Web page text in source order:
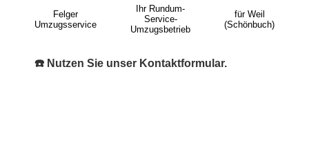
Felger
Umzugsservice
Ihr Rundum-
Service-
Umzugsbetrieb
für Weil
(Schönbuch)
☎️ Nutzen Sie unser Kontaktformular.